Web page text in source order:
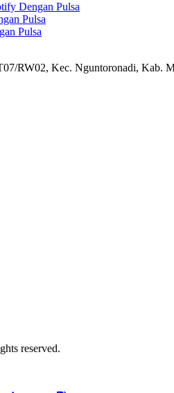
Dengan Pulsa
Pulsa
Pulsa
RW02, Kec. Nguntoronadi, Kab.
reserved.